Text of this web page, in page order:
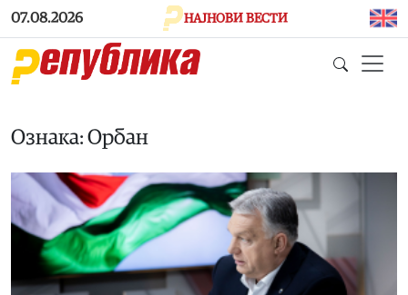
Skip to main content
07.08.2026 НАЈНОВИ ВЕСТИ
Ознака: Орбан